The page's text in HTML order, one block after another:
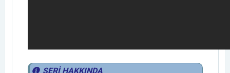
SERİ HAKKINDA